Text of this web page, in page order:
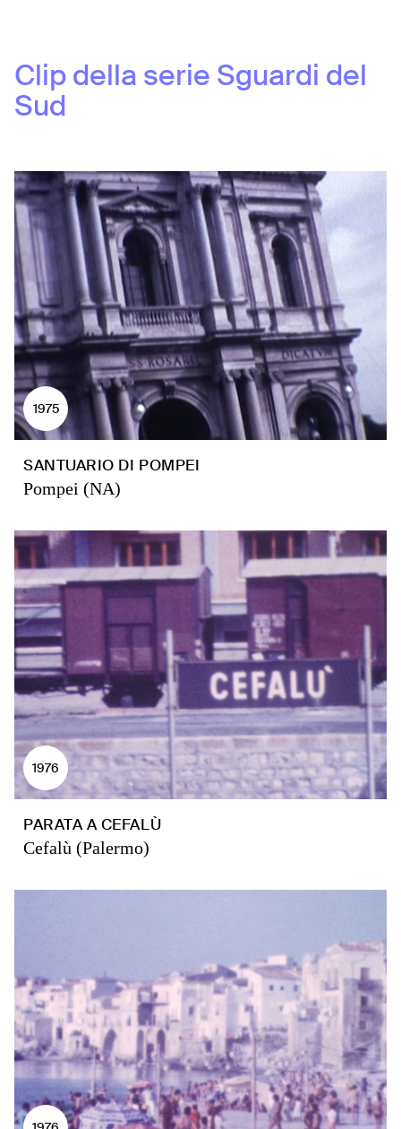
Clip della serie Sguardi del
Sud
1975
SANTUARIO DI POMPEI
Pompei (NA)
1976
PARATA A CEFALÙ
Cefalù (Palermo)